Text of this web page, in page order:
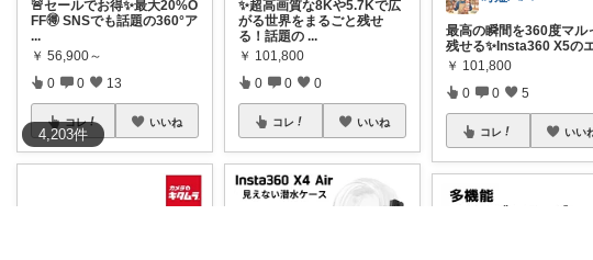
4,203件
🚨セールでお得✨最大20%O
FF🉐 SNSでも話題の360°ア
...
￥ 56,900～
0 0 13
コレ いいね
✨超高画質な8Kや5.7Kで広
がる世界をまるごと残せ
る！話題の ...
￥ 101,800
0 0 0
コレ いいね
最高の瞬間を360度マル
残せる✨Insta360 X5の
￥ 101,800
0 0 5
コレ いい